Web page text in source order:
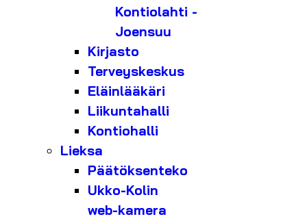
Kontiolahti -
Joensuu
Kirjasto
Terveyskeskus
Eläinlääkäri
Liikuntahalli
Kontiohalli
Lieksa
Päätöksenteko
Ukko-Kolin
web-kamera